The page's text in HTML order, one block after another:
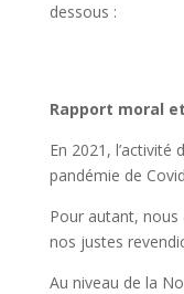
dessous :
Rapport moral
En 2021, l’activité
pandémie de
Pour autant,
nos justes
Au niveau de la